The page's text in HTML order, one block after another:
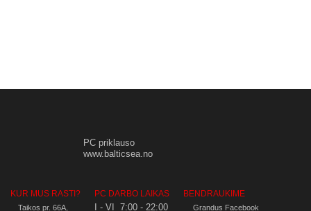
PC priklauso
www.balticsea.no
KUR MUS RASTI? PC DARBO LAIKAS BENDRAUKIME
Taikos pr. 66A, I - VI 7:00 - 22:00 Grandus Facebook